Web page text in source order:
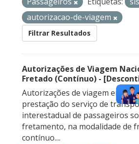
autorizacao-de-viagem
Filtrar Resultados
Autorizações de Viagem
Fretado (Contínuo) -
Autorizações de viagem
prestação do serviço de
interestadual de passageiros
fretamento, na modalidade de
contínuo....